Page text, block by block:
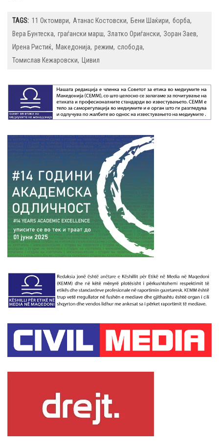
TAGS: 11 Октомври Атанас Костовски Бени Шаќири борба
Вера Бунтеска граѓански марш Златко Ориѓански Зоран Заев
Ирена Ристиќ Македонија режим слобода
Томислав Кежаровски Цивил